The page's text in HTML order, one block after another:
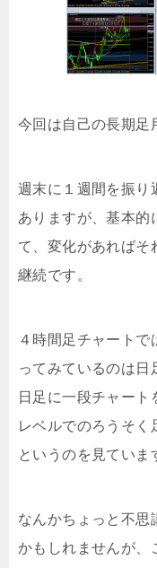
今回は自己の長期足
週末に１週間を振り
ありますが、基本的
て、変化があればそ
継続です。
４時間足チャートで
ってみているのは日
日足に一段チャート
レベルでのろうそく
というのを見ていま
なんかちょっと不思
かもしれませんが、